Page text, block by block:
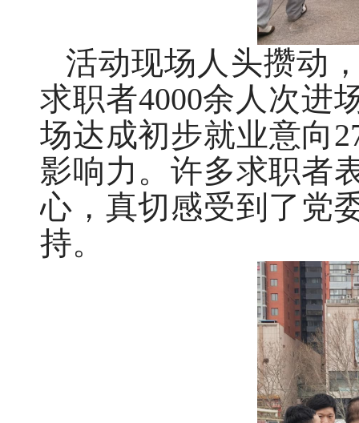
活动现场人头攒动
求职者4000余人次进
场达成初步就业意向
影响力。许多求职者
心，真切感受到了党
持。